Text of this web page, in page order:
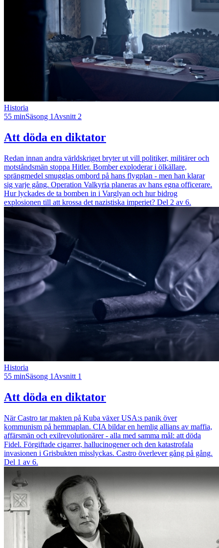
Historia
55 minSäsong 1 Avsnitt 2
Att döda en diktator
Redan innan andra världskriget bryter ut vill politiker, militärer och
motståndsmän stoppa Hitler. Bomber exploderar i ölkällare,
sprängmedel smugglas ombord på hans flygplan - men han klarar
sig varje gång. Operation Valkyria planeras av hans egna officerare.
Hur lyckades de ta bomben in i Varglyan och hur bidrog
explosionen till att krossa det nazistiska imperiet? Del 2 av 6.
Historia
55 minSäsong 1 Avsnitt 1
Att döda en diktator
När Castro tar makten på Kuba växer USA:s panik över
kommunism på hemmaplan. CIA bildar en hemlig allians av maffia,
affärsmän och exilrevolutionärer - alla med samma mål: att döda
Fidel. Förgiftade cigarrer, hallucinogener och den katastrofala
invasionen i Grisbukten misslyckas. Castro överlever gång på gång.
Del 1 av 6.